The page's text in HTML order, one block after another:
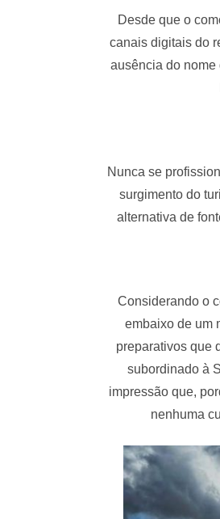
Desde que o
canais digitais do
ausência do
Nunca se
surgimento do
alternativa de
Considerando o
embaixo de um
preparativos que
subordinado à
impressão que,
nenhuma